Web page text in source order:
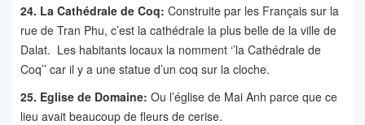
24. La Cathédrale de Coq: Construite par les Français sur la
rue de Tran Phu, c’est la cathédrale la plus belle de la ville de
Dalat. Les habitants locaux la nomment ‘’la Cathédrale de
Coq’’ car il y a une statue d’un coq sur la cloche.
25. Eglise de Domaine: Ou l’église de Mai Anh parce que ce
lieu avait beaucoup de fleurs de cerise.